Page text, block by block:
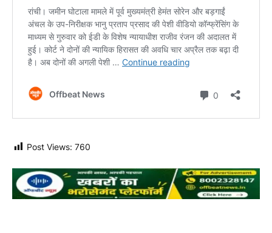
Post Views: 760